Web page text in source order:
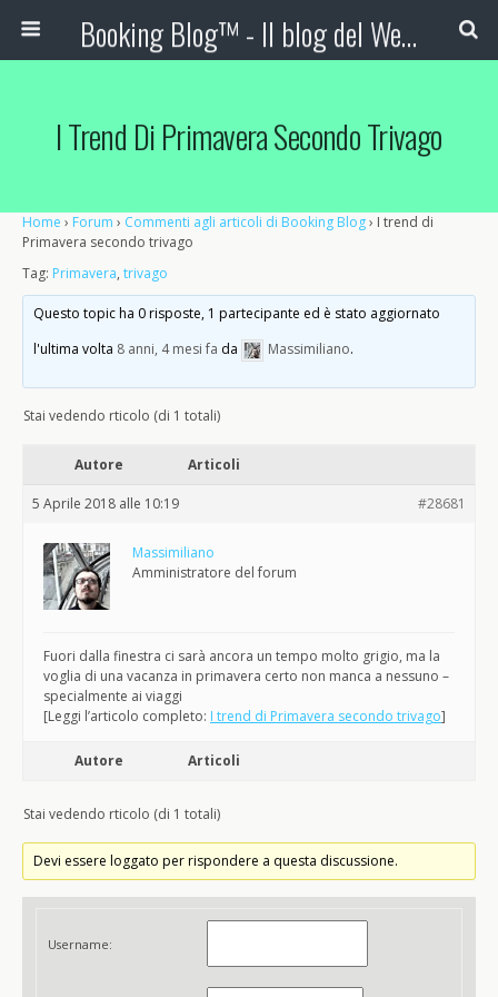
Booking Blog™ - Il blog del Web Marketing Turistico
I Trend Di Primavera Secondo Trivago
Home › Forum › Commenti agli articoli di Booking Blog› I trend di
Primavera secondo trivago
Tag: Primavera, trivago
Questo topic ha 0 risposte, 1 partecipante ed è stato aggiornato
l'ultima volta 8 anni, 4 mesi fa da Massimiliano.
Stai vedendo rticolo (di 1 totali)
Autore Articoli
5 Aprile 2018 alle 10:19 #28681
Massimiliano
Amministratore del forum
Fuori dalla finestra ci sarà ancora un tempo molto grigio, ma la
voglia di una vacanza in primavera certo non manca a nessuno –
specialmente ai viaggi
[Leggi l’articolo completo: I trend di Primavera secondo trivago]
Autore Articoli
Stai vedendo rticolo (di 1 totali)
Devi essere loggato per rispondere a questa discussione.
Username: